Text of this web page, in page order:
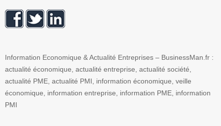
Information Economique & Actualité Entreprises – BusinessMan.fr :
actualité économique, actualité entreprise, actualité société,
actualité PME, actualité PMI, information économique, veille
économique, information entreprise, information PME, information
PMI